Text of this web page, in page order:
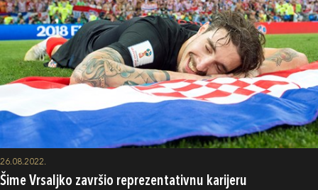
26.08.2022.
Šime Vrsaljko završio reprezentativnu karijeru